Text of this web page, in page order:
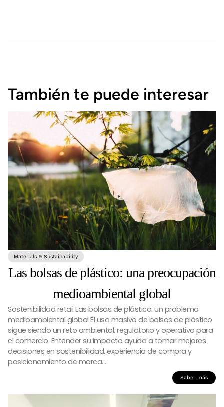
También te puede interesar
Materials & Sustainability
Las bolsas de plástico: una preocupación
medioambiental global
Sostenibilidad retail Las bolsas de plástico: un problema
medioambiental global El uso masivo de bolsas de plástico
sigue siendo un reto ambiental, regulatorio y operativo para
el comercio. Entender su impacto ayuda a tomar mejores
decisiones en sostenibilidad, experiencia de compra y
posicionamiento de marca….
Saber más